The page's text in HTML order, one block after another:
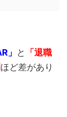
」 と
「退職
ほど差があり